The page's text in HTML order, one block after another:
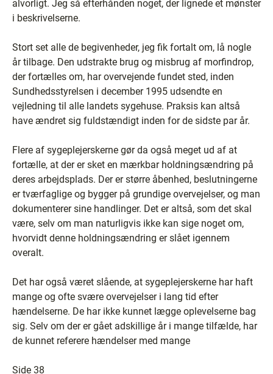
alvorligt. Jeg så efterhånden noget, der lignede et mønster
i beskrivelserne.
Stort set alle de begivenheder, jeg fik fortalt om, lå nogle
år tilbage. Den udstrakte brug og misbrug af morfindrop,
der fortælles om, har overvejende fundet sted, inden
Sundhedsstyrelsen i december 1995 udsendte en
vejledning til alle landets sygehuse. Praksis kan altså
have ændret sig fuldstændigt inden for de sidste par år.
Flere af sygeplejerskerne gør da også meget ud af at
fortælle, at der er sket en mærkbar holdningsændring på
deres arbejdsplads. Der er større åbenhed, beslutningerne
er tværfaglige og bygger på grundige overvejelser, og man
dokumenterer sine handlinger. Det er altså, som det skal
være, selv om man naturligvis ikke kan sige noget om,
hvorvidt denne holdningsændring er slået igennem
overalt.
Det har også været slående, at sygeplejerskerne har haft
mange og ofte svære overvejelser i lang tid efter
hændelserne. De har ikke kunnet lægge oplevelserne bag
sig. Selv om der er gået adskillige år i mange tilfælde, har
de kunnet referere hændelser med mange
Side 38